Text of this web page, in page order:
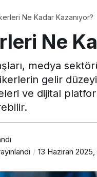
Ne Kadar Kazanıyor?
Ne
medya
gelir
ve dijital
13 Haziran